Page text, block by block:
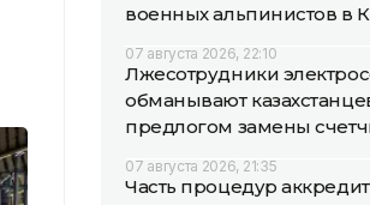
военных альпинистов в
07 августа 2026, 22:10
Лжесотрудники
обманывают
предлогом замены
07 августа 2026, 21:35
Часть процедур